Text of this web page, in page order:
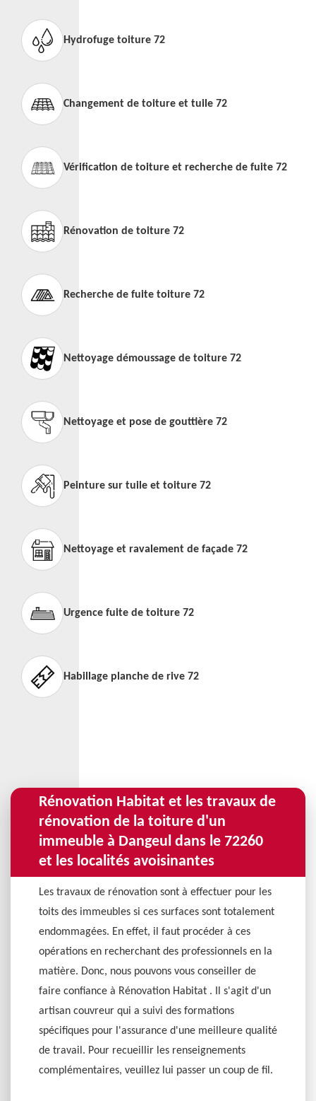
Hydrofuge toiture 72
Changement de toiture et tuile 72
Vérification de toiture et recherche de fuite 72
Rénovation de toiture 72
Recherche de fuite toiture 72
Nettoyage démoussage de toiture 72
Nettoyage et pose de gouttière 72
Peinture sur tuile et toiture 72
Nettoyage et ravalement de façade 72
Urgence fuite de toiture 72
Habillage planche de rive 72
Rénovation Habitat et les travaux de
rénovation de la toiture d'un
immeuble à Dangeul dans le 72260
et les localités avoisinantes
Les travaux de rénovation sont à effectuer pour les
toits des immeubles si ces surfaces sont totalement
endommagées. En effet, il faut procéder à ces
opérations en recherchant des professionnels en la
matière. Donc, nous pouvons vous conseiller de
faire confiance à Rénovation Habitat . Il s'agit d'un
artisan couvreur qui a suivi des formations
spécifiques pour l'assurance d'une meilleure qualité
de travail. Pour recueillir les renseignements
complémentaires, veuillez lui passer un coup de fil.